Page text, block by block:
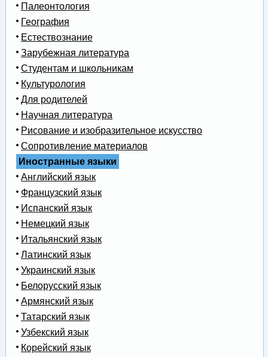
Палеонтология
География
Естествознание
Зарубежная литература
Студентам и школьникам
Культурология
Для родителей
Научная литература
Рисование и изобразительное искусство
Сопротивление материалов
Иностранные языки
Английский язык
Французский язык
Испанский язык
Немецкий язык
Итальянский язык
Латинский язык
Украинский язык
Белорусский язык
Армянский язык
Татарский язык
Узбекский язык
Корейский язык